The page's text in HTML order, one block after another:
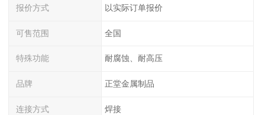
报价方式 以实际订单报价
可售范围 全国
特殊功能 耐腐蚀、耐高压
品牌 正堂金属制品
连接方式 焊接